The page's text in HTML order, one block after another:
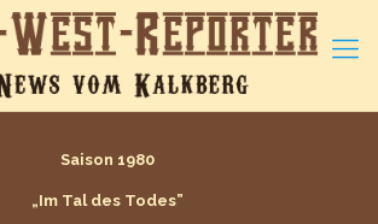
Saison 1980
„Im Tal des Todes”